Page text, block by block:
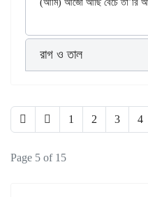
রাগ ও তাল
1 2 3 4
Page 5 of 15